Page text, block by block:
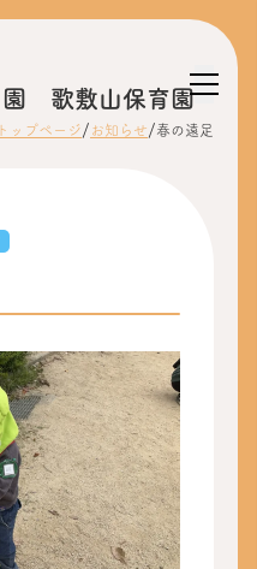
園 歌敷山保育園
トップページ/ お知らせ/春の遠足